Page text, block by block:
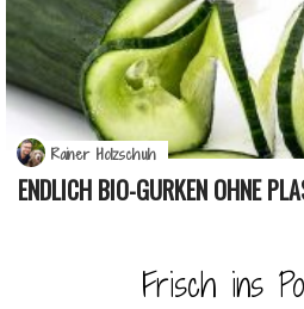
ENDLICH BIO-GURKEN OHNE
Rainer Holzschuh
Frisch ins